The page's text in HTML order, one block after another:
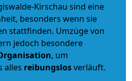
Kirschau sind eine
besonders wenn sie
stattfinden. Umzüge von
jedoch besondere
, um
alles reibungslosverläuft.